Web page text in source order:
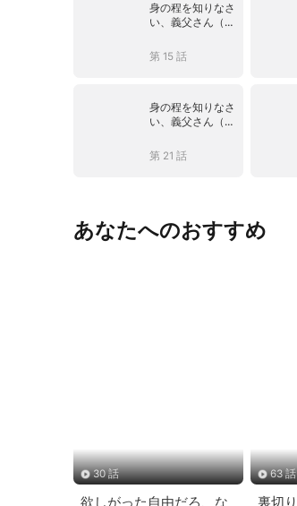
身の程を知りなさ
い、義父さん（吹
第 15 話
身の程を知りなさ
い、義父さん（吹
第 21 話
あなたへのおすすめ
30 話
欲しがった自由だろ、な
63 話
裏切